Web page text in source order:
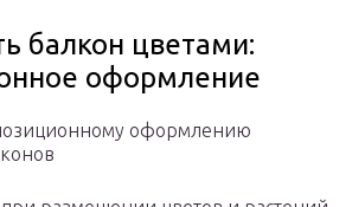
балкон цветами:
оформление
оформлению